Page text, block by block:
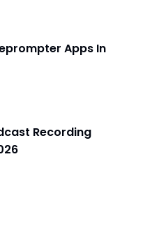
Apps In
Recording